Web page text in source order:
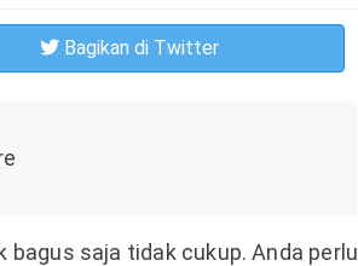
Bagikan di Twitter
saja tidak cukup. Anda perlu